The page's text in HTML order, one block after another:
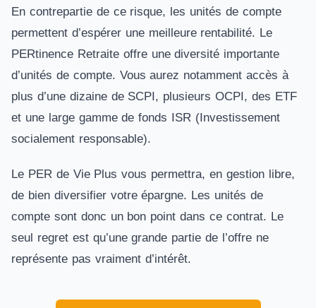
En contrepartie de ce risque, les unités de compte
permettent d’espérer une meilleure rentabilité. Le
PERtinence Retraite offre une diversité importante
d’unités de compte. Vous aurez notamment accès à
plus d’une dizaine de SCPI, plusieurs OCPI, des ETF
et une large gamme de fonds ISR (Investissement
socialement responsable).
Le PER de Vie Plus vous permettra, en gestion libre,
de bien diversifier votre épargne. Les unités de
compte sont donc un bon point dans ce contrat. Le
seul regret est qu’une grande partie de l’offre ne
représente pas vraiment d’intérêt.